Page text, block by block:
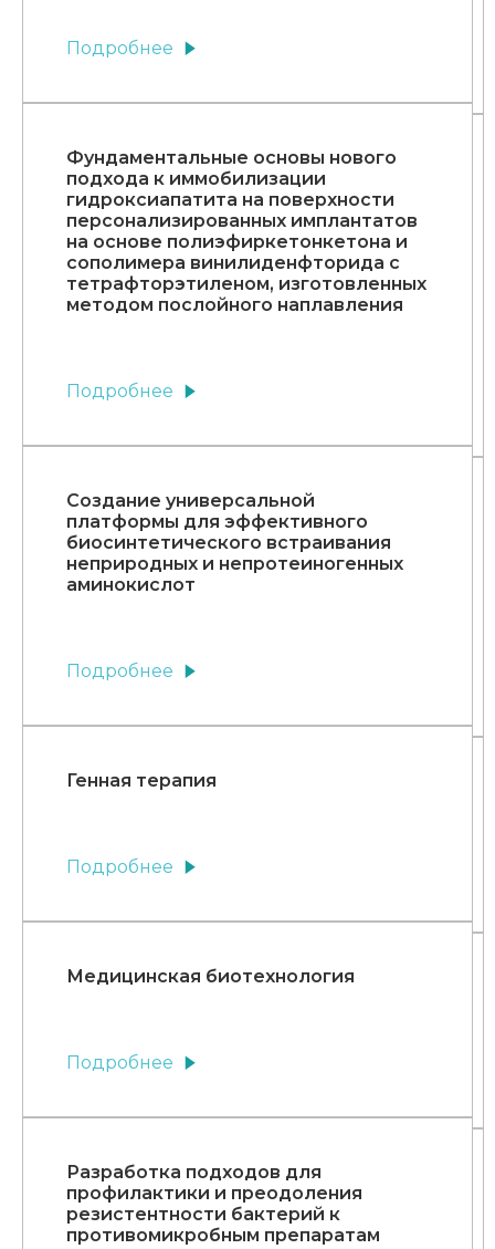
Подробнее
Фундаментальные основы нового
подхода к иммобилизации
гидроксиапатита на поверхности
персонализированных имплантатов
на основе полиэфиркетонкетона и
сополимера винилиденфторида с
тетрафторэтиленом, изготовленных
методом послойного наплавления
Подробнее
Создание универсальной
платформы для эффективного
биосинтетического встраивания
неприродных и непротеиногенных
аминокислот
Подробнее
Генная терапия
Подробнее
Медицинская биотехнология
Подробнее
Разработка подходов для
профилактики и преодоления
резистентности бактерий к
противомикробным препаратам